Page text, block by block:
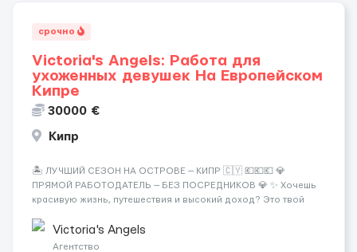
срочно
Victoria's Angels: Работа для
ухоженных девушек На Европейском
Кипре
30000 €
Кипр
🏝️ ЛУЧШИЙ СЕЗОН НА ОСТРОВЕ — КИПР 🇨🇾 💶💶💶 💎
ПРЯМОЙ РАБОТОДАТЕЛЬ — БЕЗ ПОСРЕДНИКОВ 💎 ✨ Хочешь
красивую жизнь, путешествия и высокий доход? Это твой
Опытная команда с годами практики — Стабильный поток
клиентов (без ...
Victoria's Angels
Агентство